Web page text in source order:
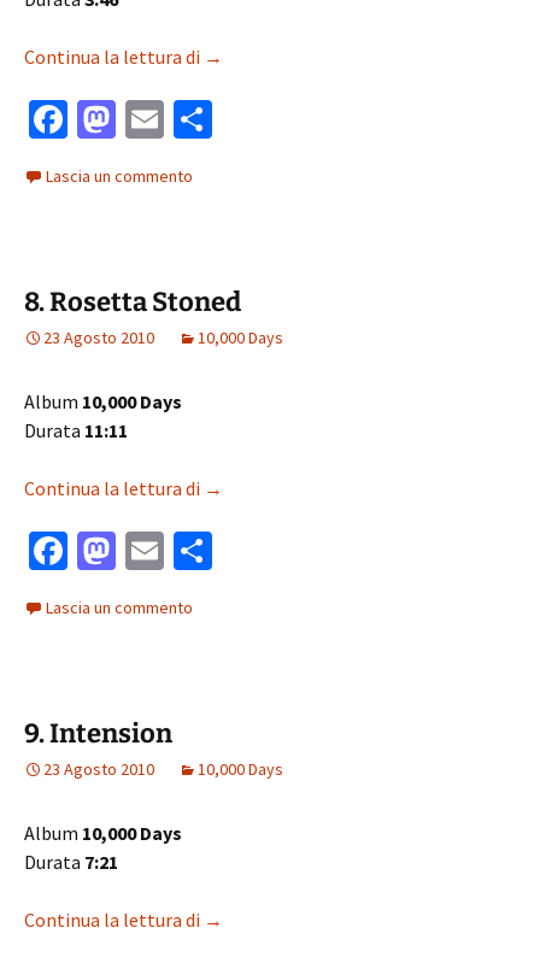
Continua la lettura di 7. Lost Keys (Blame Hoffman)
→
Fa
ce
b
k
M
to
n
E
m
ai
di
Lascia un commento
8. Rosetta Stoned
23 Agosto 2010 10,000 Days
Album 10,000 Days
Durata 11:11
Continua la lettura di 8. Rosetta Stoned
→
Fa
ce
b
k
M
to
n
E
m
ai
Lascia un commento
9. Intension
23 Agosto 2010 10,000 Days
Album 10,000 Days
Durata 7:21
Continua la lettura di 9. Intension
→